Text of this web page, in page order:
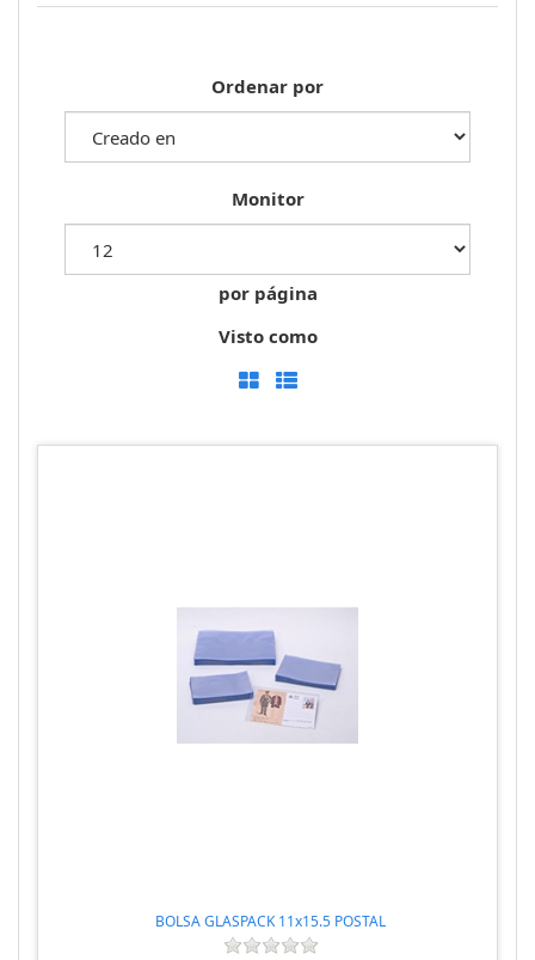
Ordenar por
Monitor
por página
Visto como
BOLSA GLASPACK 11x15.5 POSTAL